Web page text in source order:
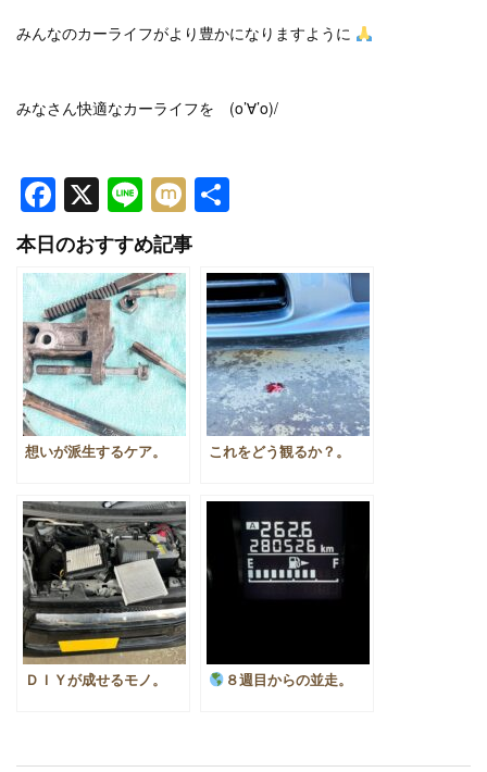
みんなのカーライフがより豊かになりますように
みなさん快適なカーライフを (o’∀’o)/
Facebook
X LineMixi
本日のおすすめ記事
想いが派生するケア。 これをどう観るか？。
ＤＩＹが成せるモノ。 ８週目からの並走。